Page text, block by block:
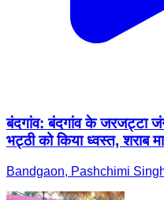
बंदगांव: बंदगांव के जरजट्टा
भट्ठी को किया ध्वस्त, शराब
Bandgaon, Pashchimi